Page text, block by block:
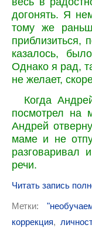
догонять. Я
тому же
приблизиться,
казалось,
Однако я рад,
не желает,
Когда
посмотрел на
Андрей
маме и не
разговаривал
речи.
Читать запись
Метки:
коррекция,